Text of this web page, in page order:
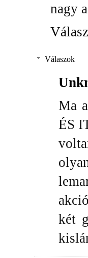
nagy
Válasz
Válaszok
Ma
ÉS
két